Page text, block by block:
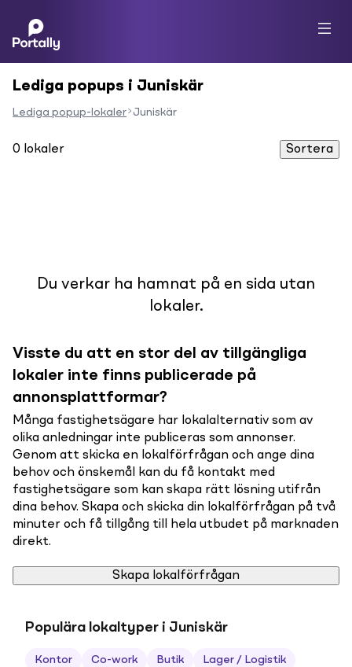
Lediga popups i Juniskär
Lediga popup-lokaler Juniskär
0 lokaler Sortera
Du verkar ha hamnat på en sida utan
lokaler.
Visste du att en stor del av tillgängliga
lokaler inte finns publicerade på
annonsplattformar?
Många fastighetsägare har lokalalternativ som av
olika anledningar inte publiceras som annonser.
Genom att skicka en lokalförfrågan och ange dina
behov och önskemål kan du få kontakt med
fastighetsägare som kan skapa rätt lösning utifrån
dina behov. Skapa och skicka din lokalförfrågan på två
minuter och få tillgång till hela utbudet på marknaden
direkt.
Skapa lokalförfrågan
Populära lokaltyper i Juniskär
Kontor Co-work Butik Lager / Logistik